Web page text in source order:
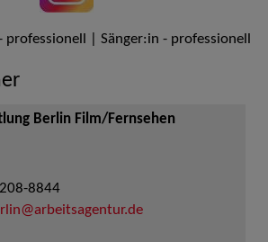
professionell | Sänger:in - professionell
Berlin Film/Fernsehen
8844